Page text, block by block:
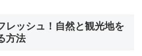
レッシュ！自然と観光地を
方法